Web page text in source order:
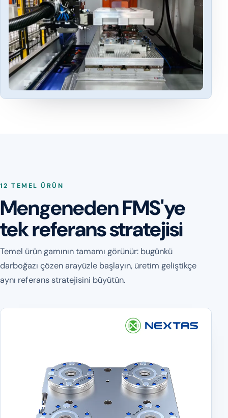
12 TEMEL ÜRÜN
Mengeneden FMS'ye
tek referans stratejisi
Temel ürün gamının tamamı görünür: bugünkü
darboğazı çözen arayüzle başlayın, üretim geliştikçe
aynı referans stratejisini büyütün.